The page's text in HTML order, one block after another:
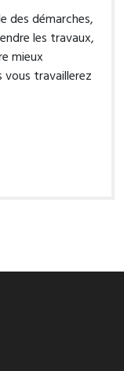
des démarches,
les travaux,
mieux
vous travaillerez